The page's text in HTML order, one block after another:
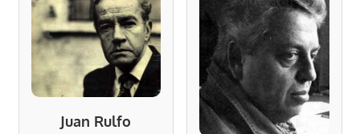
Juan Rulfo